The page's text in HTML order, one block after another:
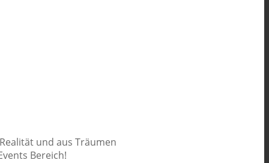
und aus Träumen
Bereich!